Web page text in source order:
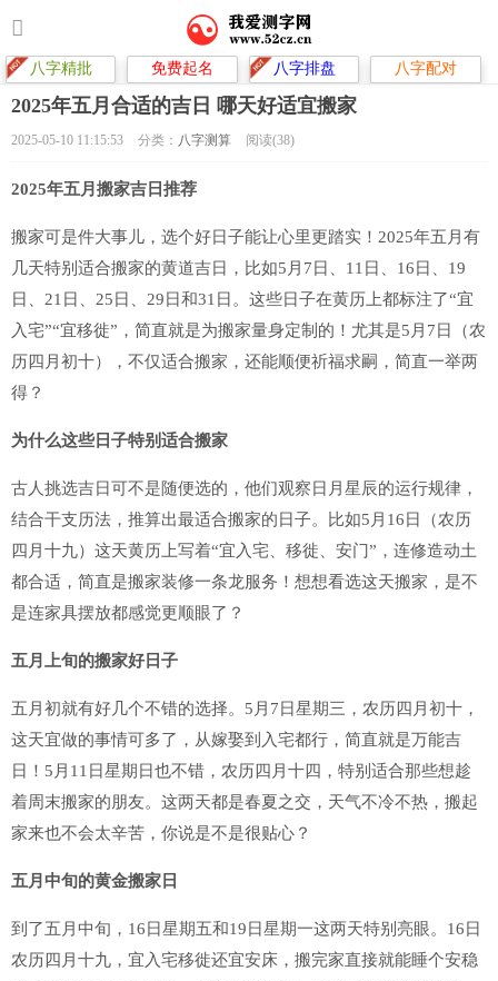
八字精批 免费起名 八字排盘 八字配对
2025年五月合适的吉日 哪天好适宜搬家
2025-05-10 11:15:53 分类： 八字测算 阅读(38)
2025年五月搬家吉日推荐
搬家可是件大事儿，选个好日子能让心里更踏实！2025年五月有
几天特别适合搬家的黄道吉日，比如5月7日、11日、16日、19
日、21日、25日、29日和31日。这些日子在黄历上都标注了“宜
入宅”“宜移徙”，简直就是为搬家量身定制的！尤其是5月7日（农
历四月初十），不仅适合搬家，还能顺便祈福求嗣，简直一举两
得？
为什么这些日子特别适合搬家
古人挑选吉日可不是随便选的，他们观察日月星辰的运行规律，
结合干支历法，推算出最适合搬家的日子。比如5月16日（农历
四月十九）这天黄历上写着“宜入宅、移徙、安门”，连修造动土
都合适，简直是搬家装修一条龙服务！想想看选这天搬家，是不
是连家具摆放都感觉更顺眼了？
五月上旬的搬家好日子
五月初就有好几个不错的选择。5月7日星期三，农历四月初十，
这天宜做的事情可多了，从嫁娶到入宅都行，简直就是万能吉
日！5月11日星期日也不错，农历四月十四，特别适合那些想趁
着周末搬家的朋友。这两天都是春夏之交，天气不冷不热，搬起
家来也不会太辛苦，你说是不是很贴心？
五月中旬的黄金搬家日
到了五月中旬，16日星期五和19日星期一这两天特别亮眼。16日
农历四月十九，宜入宅移徙还宜安床，搬完家直接就能睡个安稳